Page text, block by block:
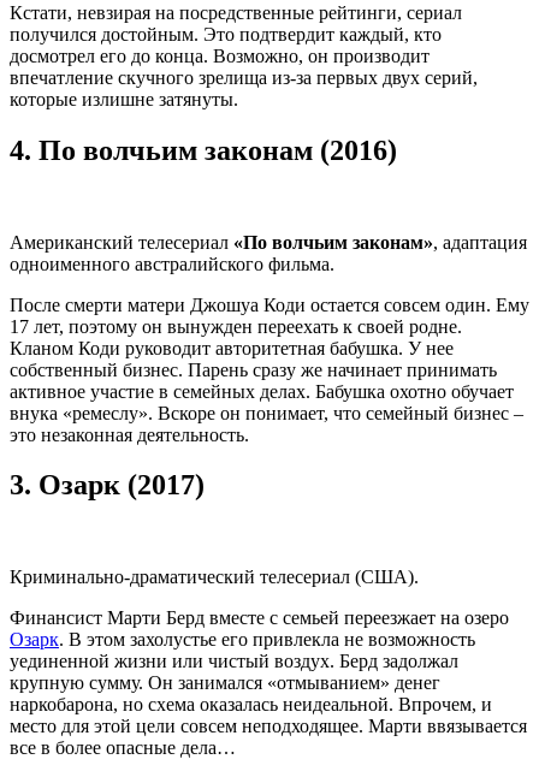
Кстати, невзирая на посредственные рейтинги, сериал
получился достойным. Это подтвердит каждый, кто
досмотрел его до конца. Возможно, он производит
впечатление скучного зрелища из-за первых двух серий,
которые излишне затянуты.
4. По волчьим законам (2016)
Американский телесериал «По волчьим законам», адаптация
одноименного австралийского фильма.
После смерти матери Джошуа Коди остается совсем один. Ему
17 лет, поэтому он вынужден переехать к своей родне.
Кланом Коди руководит авторитетная бабушка. У нее
собственный бизнес. Парень сразу же начинает принимать
активное участие в семейных делах. Бабушка охотно обучает
внука «ремеслу». Вскоре он понимает, что семейный бизнес –
это незаконная деятельность.
3. Озарк (2017)
Криминально-драматический телесериал (США).
Финансист Марти Берд вместе с семьей переезжает на озеро
Озарк. В этом захолустье его привлекла не возможность
уединенной жизни или чистый воздух. Берд задолжал
крупную сумму. Он занимался «отмыванием» денег
наркобарона, но схема оказалась неидеальной. Впрочем, и
место для этой цели совсем неподходящее. Марти ввязывается
все в более опасные дела…